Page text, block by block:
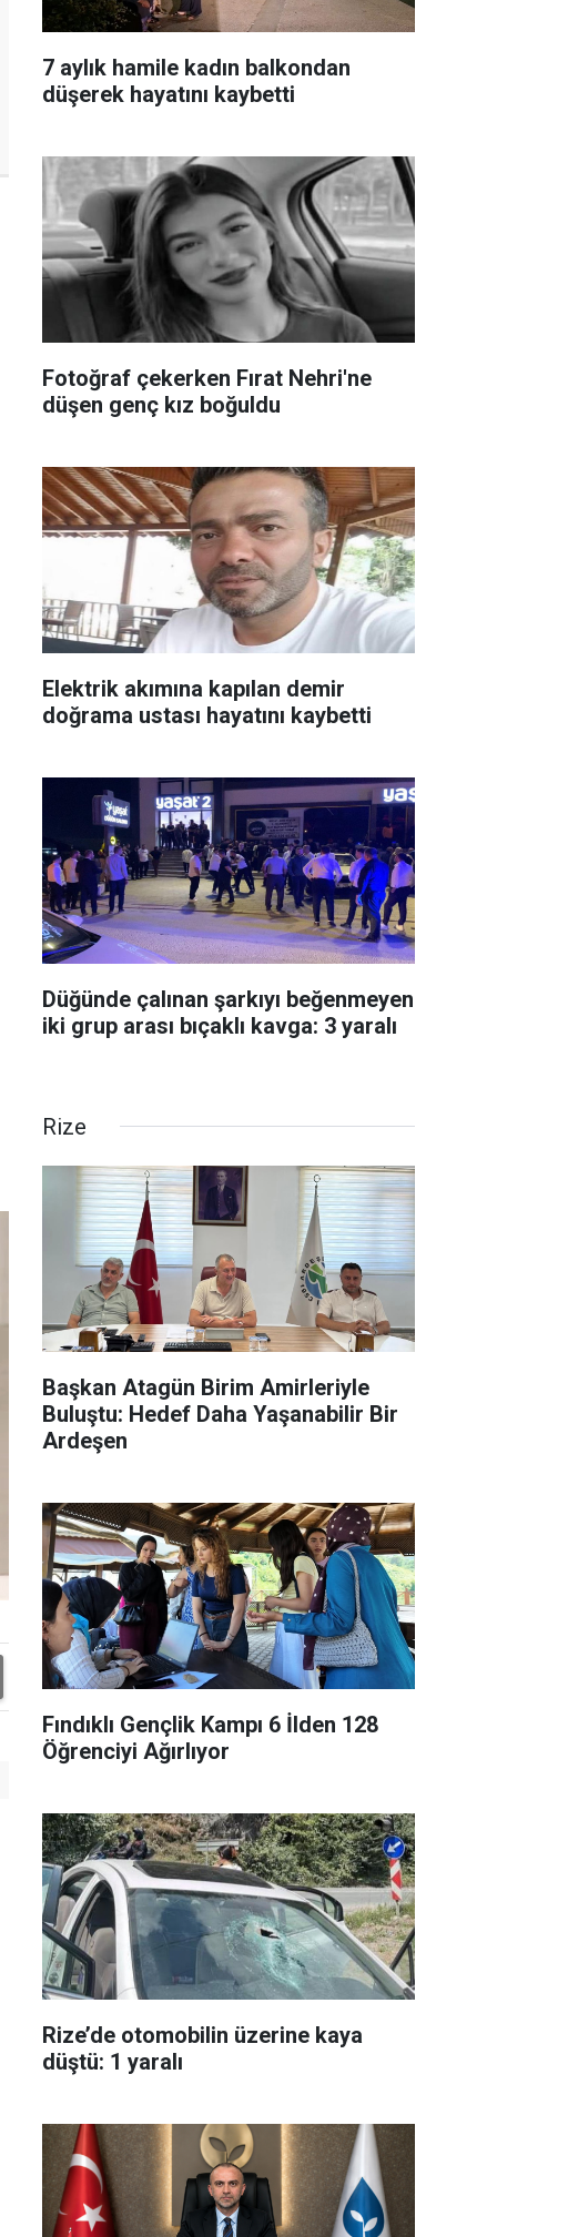
7 aylık hamile kadın balkondan
düşerek hayatını kaybetti
Fotoğraf çekerken Fırat Nehri'ne
düşen genç kız boğuldu
Elektrik akımına kapılan demir
doğrama ustası hayatını kaybetti
Düğünde çalınan şarkıyı beğenmeyen
iki grup arası bıçaklı kavga: 3 yaralı
Rize
Başkan Atagün Birim Amirleriyle
Buluştu: Hedef Daha Yaşanabilir Bir
Ardeşen
Fındıklı Gençlik Kampı 6 İlden 128
Öğrenciyi Ağırlıyor
Rize’de otomobilin üzerine kaya
düştü: 1 yaralı